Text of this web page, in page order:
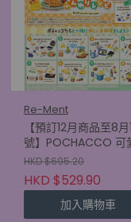
Re-Ment
【預訂12月商品至8月
號】POCHACCO 可
譜 (原盒8款)
(4521121701745)
HKD $695.20
HKD $529.90
加入購物車